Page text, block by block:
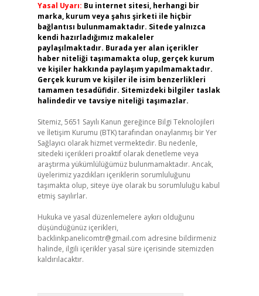
Yasal Uyarı: Bu internet sitesi, herhangi bir
marka, kurum veya şahıs şirketi ile hiçbir
bağlantısı bulunmamaktadır. Sitede yalnızca
kendi hazırladığımız makaleler
paylaşılmaktadır. Burada yer alan içerikler
haber niteliği taşımamakta olup, gerçek kurum
ve kişiler hakkında paylaşım yapılmamaktadır.
Gerçek kurum ve kişiler ile isim benzerlikleri
tamamen tesadüfidir. Sitemizdeki bilgiler taslak
halindedir ve tavsiye niteliği taşımazlar.
Sitemiz, 5651 Sayılı Kanun gereğince Bilgi Teknolojileri
ve İletişim Kurumu (BTK) tarafından onaylanmış bir Yer
Sağlayıcı olarak hizmet vermektedir. Bu nedenle,
sitedeki içerikleri proaktif olarak denetleme veya
araştırma yükümlülüğümüz bulunmamaktadır. Ancak,
üyelerimiz yazdıkları içeriklerin sorumluluğunu
taşımakta olup, siteye üye olarak bu sorumluluğu kabul
etmiş sayılırlar.
Hukuka ve yasal düzenlemelere aykırı olduğunu
düşündüğünüz içerikleri,
backlinkpanelicomtr@gmail.com adresine bildirmeniz
halinde, ilgili içerikler yasal süre içerisinde sitemizden
kaldırılacaktır.